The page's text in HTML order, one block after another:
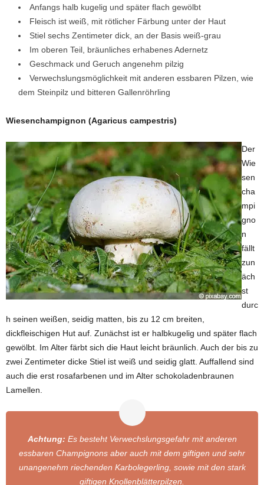
Anfangs halb kugelig und später flach gewölbt
Fleisch ist weiß, mit rötlicher Färbung unter der Haut
Stiel sechs Zentimeter dick, an der Basis weiß-grau
Im oberen Teil, bräunliches erhabenes Adernetz
Geschmack und Geruch angenehm pilzig
Verwechslungsmöglichkeit mit anderen essbaren Pilzen, wie
dem Steinpilz und bitteren Gallenröhrling
Wiesenchampignon (Agaricus campestris)
Der
Wie
sen
cha
mpi
gno
n
fällt
zun
äch
st
durc
h seinen weißen, seidig matten, bis zu 12 cm breiten,
dickfleischigen Hut auf. Zunächst ist er halbkugelig und später flach
gewölbt. Im Alter färbt sich die Haut leicht bräunlich. Auch der bis zu
zwei Zentimeter dicke Stiel ist weiß und seidig glatt. Auffallend sind
auch die erst rosafarbenen und im Alter schokoladenbraunen
Lamellen.
Achtung: Es besteht Verwechslungsgefahr mit anderen
essbaren Champignons aber auch mit dem giftigen und sehr
unangenehm riechenden Karbolegerling, sowie mit den stark
giftigen Knollenblätterpilzen.